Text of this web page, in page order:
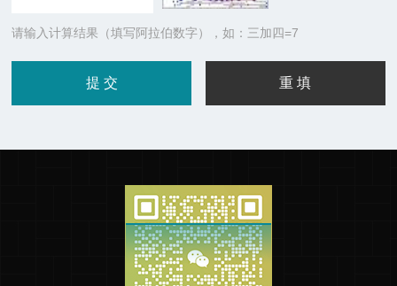
请输入计算结果（填写阿拉伯数字），如：三加四=7